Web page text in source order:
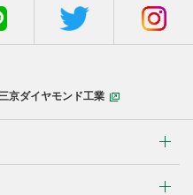
京ダイヤモンド工業